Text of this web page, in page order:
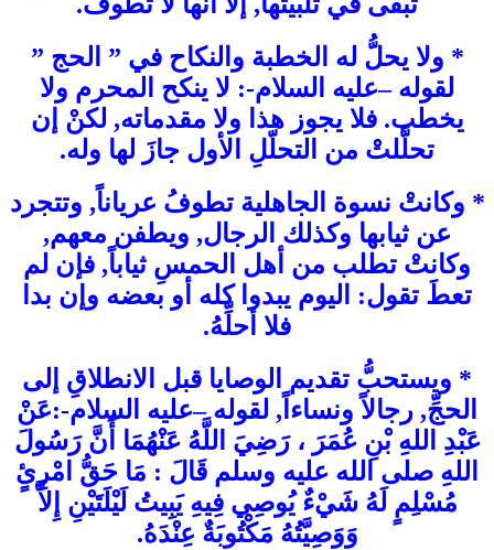
* ولا يحلُّ له الخطبة والنكاح في ” الحج ”
لقوله –عليه السلام-: لا ينكح المحرم ولا
يخطب. فلا يجوز هذا ولا مقدماته, لكنْ إن
تحلَّلتْ من التحلّلِ الأول جازَ لها وله.
* وكانتْ نسوة الجاهلية تطوفُ عرياناً, وتتجرد
عن ثيابها وكذلك الرجال, ويطفن معهم,
وكانتْ تطلب من أهل الحمسِ ثياباً, فإن لم
تعطَ تقول: اليوم يبدوا كله أو بعضه وإن بدا
فلا أحلِّهُ.
* ويستحبُّ تقديم الوصايا قبل الانطلاقِ إلى
الحجِّ, رجالاً ونساءاً, لقوله –عليه السلام-:عَنْ
عَبْدِ اللهِ بْنِ عُمَرَ ، رَضِيَ اللَّهُ عَنْهُمَا أَنَّ رَسُولَ
اللهِ صلى الله عليه وسلم قَالَ : مَا حَقُّ امْرِئٍ
مُسْلِمٍ لَهُ شَيْءٌ يُوصِي فِيهِ يَبِيتُ لَيْلَتَيْنِ إِلاَّ
وَوَصِيَّتُهُ مَكْتُوبَةٌ عِنْدَهُ.